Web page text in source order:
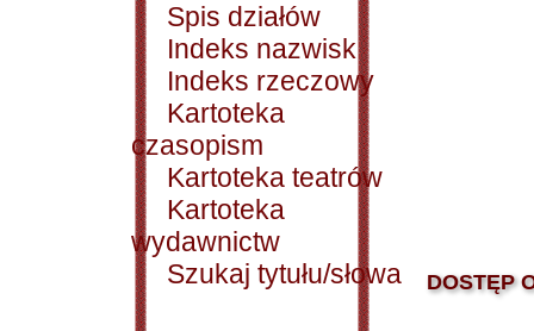
Spis działów
Indeks nazwisk
Indeks rzeczowy
Kartoteka
czasopism
Kartoteka teatrów
Kartoteka
wydawnictw
Szukaj tytułu/słowa
DOSTĘP